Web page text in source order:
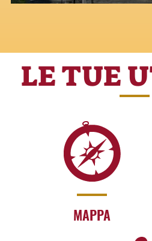
LE TUE
MAPPA